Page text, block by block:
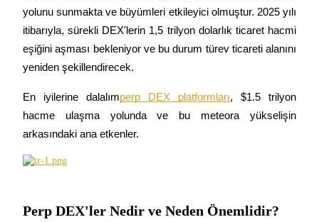
TradFi
Hisse senetleri, döviz, değerli metaller ve emtia türevleri
USDC Vadeli İşlemleri
yolunu sunmakta ve büyümleri etkileyici olmuştur. 2025 yılı
itibarıyla, sürekli DEX'lerin 1,5 trilyon dolarlık ticaret hacmi
eşiğini aşması bekleniyor ve bu durum türev ticareti alanını
yeniden şekillendirecek.
En iyilerine dalalımperp DEX platformları, $1.5 trilyon
hacme ulaşma yolunda ve bu meteora yükselişin
arkasındaki ana etkenler.
Perp DEX'ler Nedir ve Neden Önemlidir?